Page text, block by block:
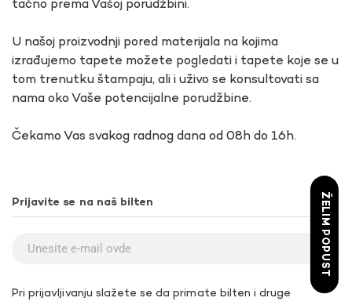
tačno prema Vašoj porudžbini.
U našoj proizvodnji pored materijala na kojima
izrađujemo tapete možete pogledati i tapete koje se u
tom trenutku štampaju, ali i uživo se konsultovati sa
nama oko Vaše potencijalne porudžbine.
Čekamo Vas svakog radnog dana od 08h do 16h.
Prijavite se na naš bilten
Pri prijavljivanju slažete se da primate bilten i druge
ŽELIM POPUST